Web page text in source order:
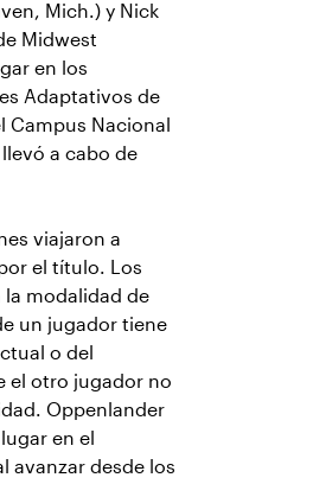
Mich.) y Nick
Midwest
en los
Adaptativos de
Campus Nacional
llevó a cabo de
viajaron a
el título. Los
modalidad de
un jugador tiene
o del
el otro jugador no
Oppenlander
en el
avanzar desde los